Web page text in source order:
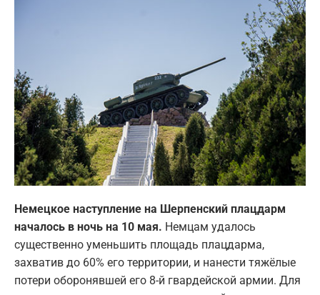
Немецкое наступление на Шерпенский плацдарм
началось в ночь на 10 мая. Немцам удалось
существенно уменьшить площадь плацдарма,
захватив до 60% его территории, и нанести тяжёлые
потери оборонявшей его 8-й гвардейской армии. Для